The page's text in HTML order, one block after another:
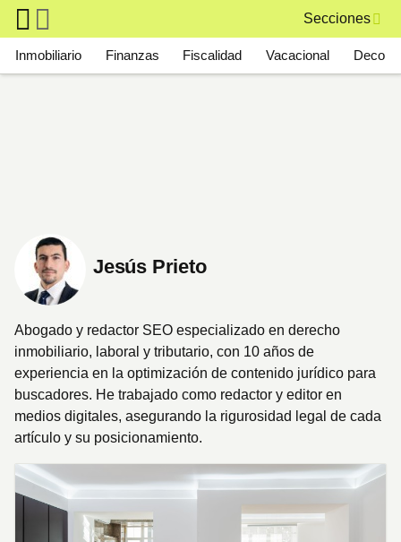
Skip to main content
Secciones
Main navigation
Inmobiliario Finanzas Fiscalidad Vacacional Deco
Jesús Prieto
Abogado y redactor SEO especializado en derecho
inmobiliario, laboral y tributario, con 10 años de
experiencia en la optimización de contenido jurídico para
buscadores. He trabajado como redactor y editor en
medios digitales, asegurando la rigurosidad legal de cada
artículo y su posicionamiento.